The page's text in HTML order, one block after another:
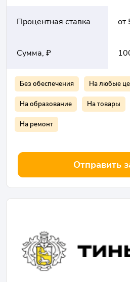
Процентная ставка от
Сумма, ₽
Без обеспечения На любые
На образование На товары
На ремонт
Отправить